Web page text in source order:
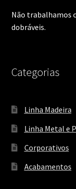
Não trabalhamos
dobráveis.
Categorias
Linha Madeira
Linha Metal e
Corporativos
Acabamentos